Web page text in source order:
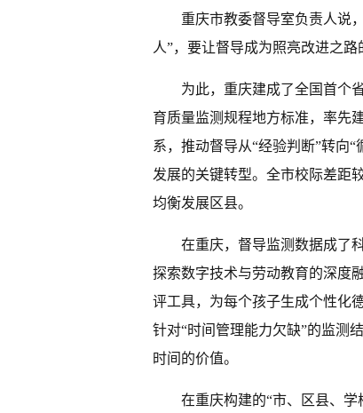
重庆市教委督导室负责人说
人”，要让督导成为照亮改进之路
为此，重庆建成了全国首个
育质量监测规程地方标准，率先
系，推动督导从“经验判断”转向
发展的关键转型。全市校际差距
均衡发展区县。
在重庆，督导监测数据成了
探索数字技术与劳动教育的深度
评工具，为每个孩子生成个性化
针对“时间管理能力欠缺”的监测
时间的价值。
在重庆构建的“市、区县、